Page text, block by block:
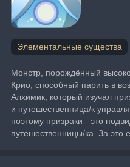
Элементальные существа
Монстр, порождённый
Крио, способный парить в
Алхимик, который изучал
и путешественница/к
поэтому призраки - это
путешественницы/ка. За это